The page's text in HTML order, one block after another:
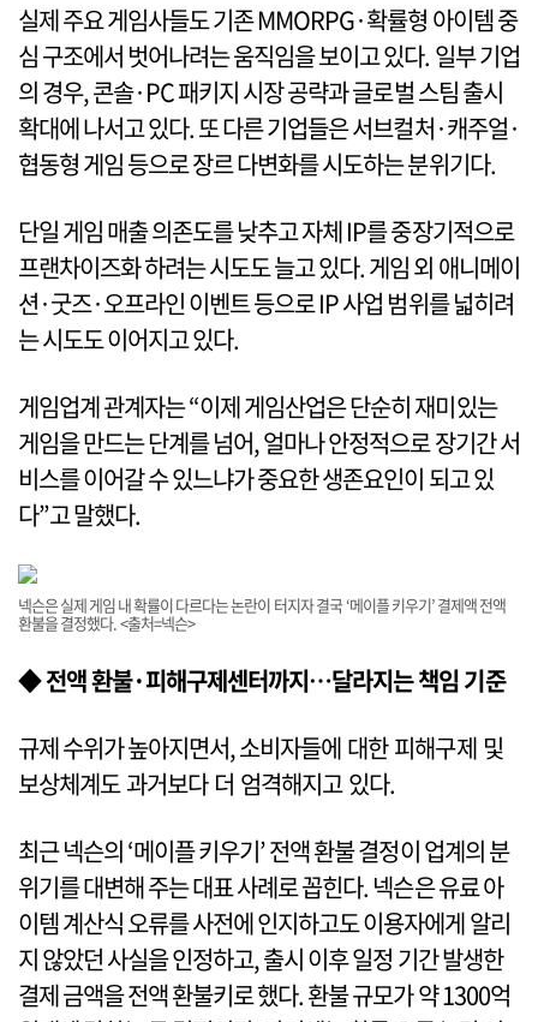
실제 주요 게임사들도 기존 MMORPG·확률형 아이템 중
심 구조에서 벗어나려는 움직임을 보이고 있다. 일부 기업
의 경우, 콘솔·PC 패키지 시장 공략과 글로벌 스팀 출시
확대에 나서고 있다. 또 다른 기업들은 서브컬처·캐주얼·
협동형 게임 등으로 장르 다변화를 시도하는 분위기다.
단일 게임 매출 의존도를 낮추고 자체 IP를 중장기적으로
프랜차이즈화 하려는 시도도 늘고 있다. 게임 외 애니메이
션·굿즈·오프라인 이벤트 등으로 IP 사업 범위를 넓히려
는 시도도 이어지고 있다.
게임업계 관계자는 “이제 게임산업은 단순히 재미있는
게임을 만드는 단계를 넘어, 얼마나 안정적으로 장기간 서
비스를 이어갈 수 있느냐가 중요한 생존요인이 되고 있
다”고 말했다.
넥슨은 실제 게임 내 확률이 다르다는 논란이 터지자 결국 ‘메이플 키우기’ 결제액 전액
환불을 결정했다. <출처=넥슨>
◆ 전액 환불·피해구제센터까지…달라지는 책임 기준
규제 수위가 높아지면서, 소비자들에 대한 피해구제 및
보상체계도 과거보다 더 엄격해지고 있다.
최근 넥슨의 ‘메이플 키우기’ 전액 환불 결정이 업계의 분
위기를 대변해 주는 대표 사례로 꼽힌다. 넥슨은 유료 아
이템 계산식 오류를 사전에 인지하고도 이용자에게 알리
지 않았던 사실을 인정하고, 출시 이후 일정 기간 발생한
결제 금액을 전액 환불키로 했다. 환불 규모가 약 1300억